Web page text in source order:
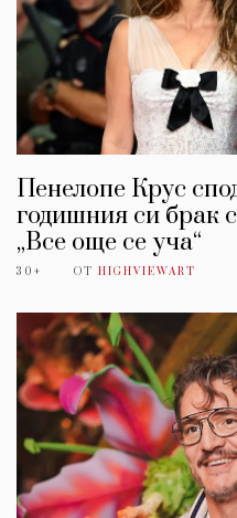
Пенелопе Крус
годишния си брак
„Все още се уча“
30+ ОТ HIGHVIEWART